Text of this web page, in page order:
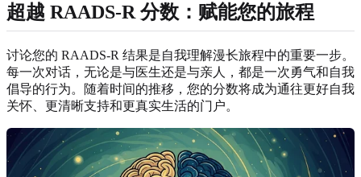
超越 RAADS-R 分数：赋能您的旅程
讨论您的 RAADS-R 结果是自我理解漫长旅程中的重要一步。
每一次对话，无论是与医生还是与亲人，都是一次勇气和自我
倡导的行为。随着时间的推移，您的分数将成为通往更好自我
关怀、更清晰支持和更真实生活的门户。